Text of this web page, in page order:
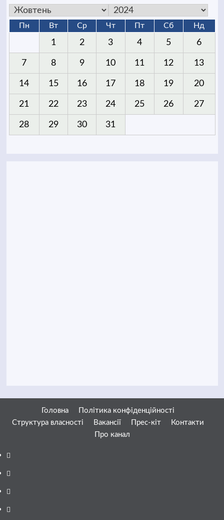
Пн Вт Ср Чт Пт Сб Нд
1 2 3 4 5 6
7 8 9 10 11 12 13
14 15 16 17 18 19 20
21 22 23 24 25 26 27
28 29 30 31
Головна
Політика конфіденційності
Структура власності
Вакансії Прес-кіт
Контакти
Про канал
Facebook
YouTube
Telegram
Instagram